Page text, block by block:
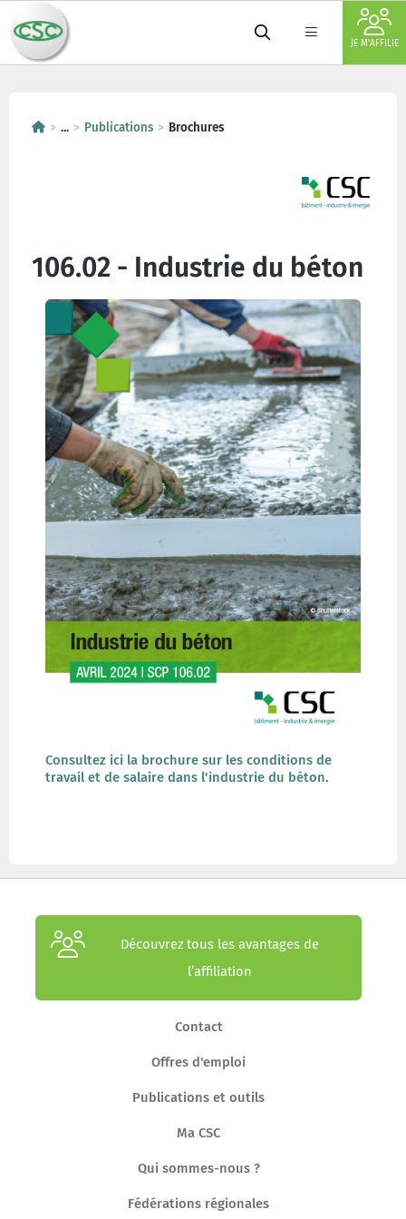
JE M'AFFILIE
... Publications Brochures
106.02 - Industrie du béton
Consultez ici la brochure sur les conditions de
travail et de salaire dans l'industrie du béton.
Découvrez tous les avantages de
l’affiliation
Contact
Offres d'emploi
Publications et outils
Ma CSC
Qui sommes-nous ?
Fédérations régionales